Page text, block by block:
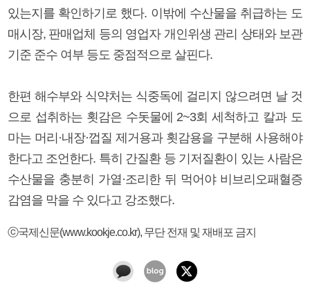
있는지를 확인하기로 했다. 이밖에 수산물을 취급하는 도
매시장, 판매업체 등의 영업자 개인위생 관리 상태와 보관
기준 준수 여부 등도 중점적으로 살핀다.
한편 해수부와 식약처는 식중독에 걸리지 않으려면 날 것
으로 섭취하는 횟감은 수돗물에 2~3회 세척하고 칼과 도
마는 머리·내장·껍질 제거용과 횟감용을 구분해 사용해야
한다고 조언한다. 특히 간질환 등 기저질환이 있는 사람은
수산물을 충분히 가열·조리한 뒤 먹어야 비브리오패혈증
감염을 막을 수 있다고 강조했다.
ⓒ국제신문(www.kookje.co.kr), 무단 전재 및 재배포 금지